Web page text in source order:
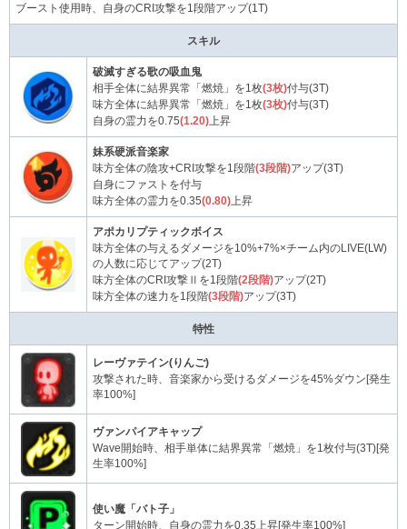
ブースト使用時、自身のCRI攻撃を1段階アップ(1T)
スキル
破滅すぎる歌の吸血鬼
相手全体に結界異常「燃焼」を1枚(3枚)付与(3T)
味方全体に結界異常「燃焼」を1枚(3枚)付与(3T)
自身の霊力を0.75(1.20) 上昇
妹系硬派音楽家
味方全体の陰攻+CRI攻撃を1段階(3段階)アップ(3T)
自身にファストを付与
味方全体の霊力を0.35(0.80) 上昇
アポカリプティックボイス
味方全体の与えるダメージを10%+7%×チーム内のLIVE(LW)
の人数に応じてアップ(2T)
味方全体のCRI攻撃Ⅱを1段階(2段階)アップ(2T)
味方全体の速力を1段階(3段階)アップ(3T)
特性
レーヴァテイン(りんご)
攻撃された時、音楽家から受けるダメージを45%ダウン[発生
率100%]
ヴァンパイアキャップ
Wave開始時、相手単体に結界異常「燃焼」を1枚付与(3T)[発
生率100%]
使い魔「バト子」
ターン開始時、自身の霊力を0.35上昇[発生率100%]